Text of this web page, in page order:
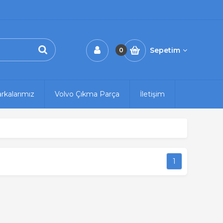
0 Sepetim
Volvo Çıkma Parça İletişim
1